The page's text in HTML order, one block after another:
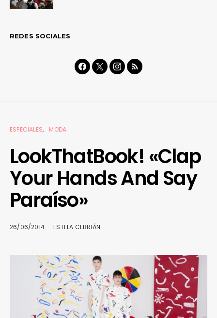
REDES SOCIALES
ESPECIALES MODA
LookThatBook! «Clap
Your Hands And Say
Paraíso»
26/06/2014 ESTELA CEBRIÁN